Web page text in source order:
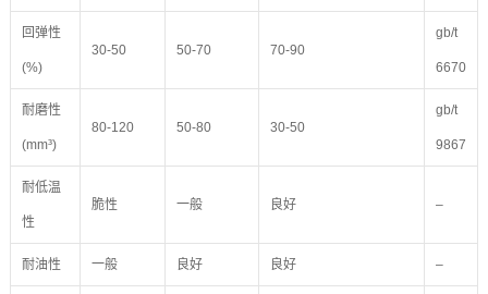
回弹性
(%)
30-50 50-70 70-90
gb/t
6670
耐磨性
(mm³)
80-120 50-80 30-50
gb/t
9867
耐低温
性
脆性 一般 良好 –
耐油性 一般 良好 良好 –